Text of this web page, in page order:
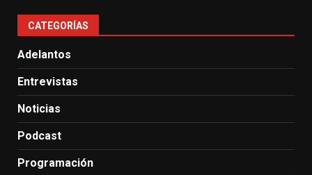
CATEGORÍAS
Adelantos
Entrevistas
Noticias
Podcast
Programación